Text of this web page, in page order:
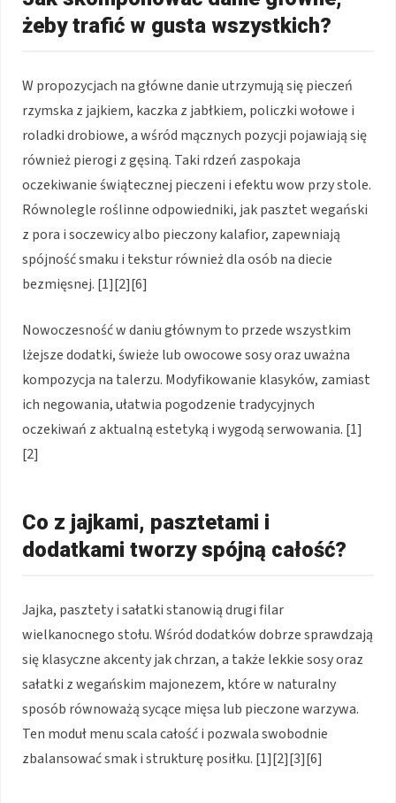
żeby trafić w gusta wszystkich?
W propozycjach na główne danie utrzymują się pieczeń
rzymska z jajkiem, kaczka z jabłkiem, policzki wołowe i
roladki drobiowe, a wśród mącznych pozycji pojawiają się
również pierogi z gęsiną. Taki rdzeń zaspokaja
oczekiwanie świątecznej pieczeni i efektu wow przy stole.
Równolegle roślinne odpowiedniki, jak pasztet wegański
z pora i soczewicy albo pieczony kalafior, zapewniają
spójność smaku i tekstur również dla osób na diecie
bezmięsnej. [1][2][6]
Nowoczesność w daniu głównym to przede wszystkim
lżejsze dodatki, świeże lub owocowe sosy oraz uważna
kompozycja na talerzu. Modyfikowanie klasyków, zamiast
ich negowania, ułatwia pogodzenie tradycyjnych
oczekiwań z aktualną estetyką i wygodą serwowania. [1]
[2]
Co z jajkami, pasztetami i
dodatkami tworzy spójną całość?
Jajka, pasztety i sałatki stanowią drugi filar
wielkanocnego stołu. Wśród dodatków dobrze sprawdzają
się klasyczne akcenty jak chrzan, a także lekkie sosy oraz
sałatki z wegańskim majonezem, które w naturalny
sposób równoważą sycące mięsa lub pieczone warzywa.
Ten moduł menu scala całość i pozwala swobodnie
zbalansować smak i strukturę posiłku. [1][2][3][6]